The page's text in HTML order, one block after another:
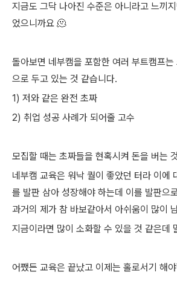
지금도 그닥 나아진 수준은 아니라고 느끼
었으니까요 🫠
돌아보면 네부캠을 포함한 여러 부트캠프
으로 두고 있는 것 같습니다.
1) 저와 같은 완전 초짜
2) 취업 성공 사례가 되어줄 고수
모집할 때는 초짜들을 현혹시켜 돈을 버는
네부캠 교육은 워낙 퀄이 좋았던 터라 이에
를 발판 삼아 성장해야 하는데 이를 발판으
과거의 제가 참 바보같아서 아쉬움이 많이
지금이라면 많이 소화할 수 있을 것 같은데
어쨌든 교육은 끝났고 이제는 홀로서기 해